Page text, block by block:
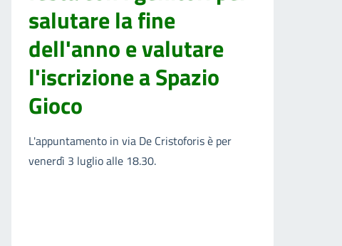
salutare la fine
dell'anno e valutare
l'iscrizione a Spazio
Gioco
L'appuntamento in via De Cristoforis è per
venerdì 3 luglio alle 18.30.